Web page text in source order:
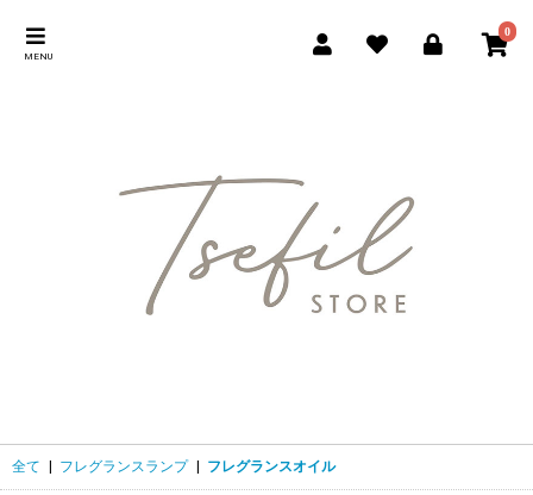
MENU
0
全て | フレグランスランプ | フレグランスオイル